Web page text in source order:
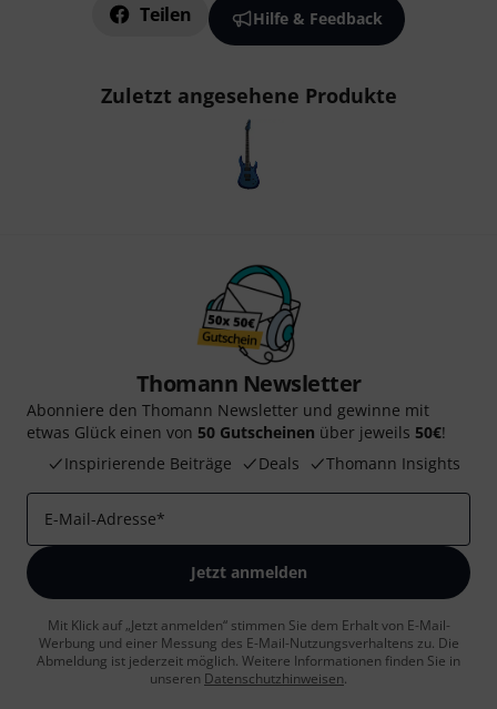
Teilen Hilfe & Feedback
Zuletzt angesehene Produkte
Thomann Newsletter
Abonniere den Thomann Newsletter und gewinne mit
etwas Glück einen von 50 Gutscheinen über jeweils 50€!
Inspirierende Beiträge
Deals Thomann Insights
E-Mail-Adresse*
Jetzt anmelden
Mit Klick auf „Jetzt anmelden“ stimmen Sie dem Erhalt von E-Mail-
Werbung und einer Messung des E-Mail-Nutzungsverhaltens zu. Die
Abmeldung ist jederzeit möglich. Weitere Informationen finden Sie in
unseren Datenschutzhinweisen.